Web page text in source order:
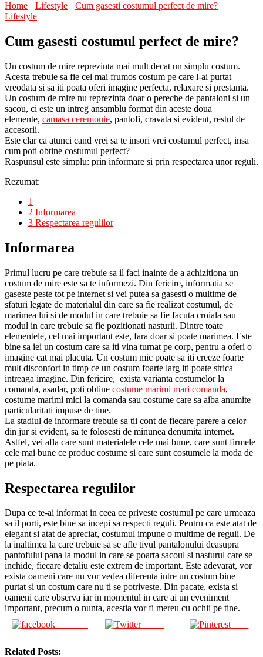
Home
Lifestyle
Cum gasesti costumul perfect de mire?
Lifestyle
Cum gasesti costumul perfect de mire?
Un costum de mire reprezinta mai mult decat un simplu costum.
Acesta trebuie sa fie cel mai frumos costum pe care l-ai purtat
vreodata si sa iti poata oferi imagine perfecta, relaxare si prestanta.
Un costum de mire nu reprezinta doar o pereche de pantaloni si un
sacou, ci este un intreg ansamblu format din aceste doua
elemente, camasa ceremonie, pantofi, cravata si evident, restul de
accesorii.
Este clar ca atunci cand vrei sa te insori vrei costumul perfect, insa
cum poti obtine costumul perfect?
Raspunsul este simplu: prin informare si prin respectarea unor reguli.
Rezumat:
1
2 Informarea
3 Respectarea regulilor
Informarea
Primul lucru pe care trebuie sa il faci inainte de a achizitiona un
costum de mire este sa te informezi. Din fericire, informatia se
gaseste peste tot pe internet si vei putea sa gasesti o multime de
sfaturi legate de materialul din care sa fie realizat costumul, de
marimea lui si de modul in care trebuie sa fie facuta croiala sau
modul in care trebuie sa fie pozitionati nasturii. Dintre toate
elementele, cel mai important este, fara doar si poate marimea. Este
bine sa iei un costum care sa iti vina turnat pe corp, pentru a oferi o
imagine cat mai placuta. Un costum mic poate sa iti creeze foarte
mult disconfort in timp ce un costum foarte larg iti poate strica
intreaga imagine. Din fericire, exista varianta costumelor la
comanda, asadar, poti obtine costume marimi mari comanda,
costume marimi mici la comanda sau costume care sa aiba anumite
particularitati impuse de tine.
La stadiul de informare trebuie sa tii cont de fiecare parere a celor
din jur si evident, sa te folosesti de minunea denumita internet.
Astfel, vei afla care sunt materialele cele mai bune, care sunt firmele
cele mai bune ce produc costume si care sunt costumele la moda de
pe piata.
Respectarea regulilor
Dupa ce te-ai informat in ceea ce priveste costumul pe care urmeaza
sa il porti, este bine sa incepi sa respecti reguli. Pentru ca este atat de
elegant si atat de apreciat, costumul impune o multime de reguli. De
la inaltimea la care trebuie sa se afle tivul pantalonului deasupra
pantofului pana la modul in care se poarta sacoul si nasturul care se
inchide, fiecare detaliu este extrem de important. Este adevarat, vor
exista oameni care nu vor vedea diferenta intre un costum bine
purtat si un costum care nu ti se potriveste. Din pacate, exista si
oameni care observa iar in momentul in care ai un eveniment
important, precum o nunta, acestia vor fi mereu cu ochii pe tine.
Tweet Save
Related Posts: